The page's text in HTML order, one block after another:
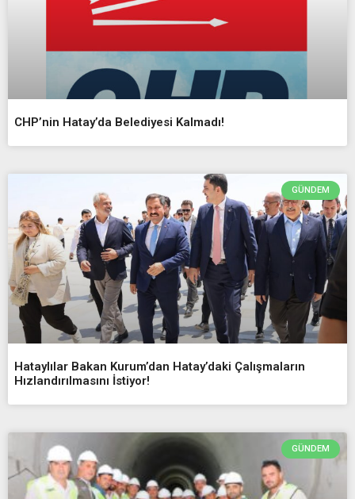
CHP’nin Hatay’da Belediyesi Kalmadı!
GÜNDEM
Hataylılar Bakan Kurum’dan Hatay’daki Çalışmaların
Hızlandırılmasını İstiyor!
GÜNDEM